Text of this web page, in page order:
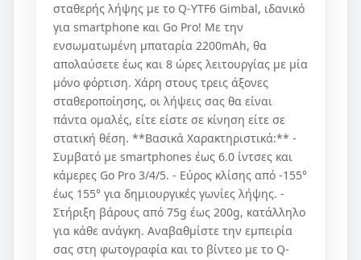
σταθερής λήψης με το Q-YTF6 Gimbal, ιδανικό
για smartphone και Go Pro! Με την
ενσωματωμένη μπαταρία 2200mAh, θα
απολαύσετε έως και 8 ώρες λειτουργίας με μία
μόνο φόρτιση. Χάρη στους τρεις άξονες
σταθεροποίησης, οι λήψεις σας θα είναι
πάντα ομαλές, είτε είστε σε κίνηση είτε σε
στατική θέση. **Βασικά Χαρακτηριστικά:** -
Συμβατό με smartphones έως 6.0 ίντσες και
κάμερες Go Pro 3/4/5. - Εύρος κλίσης από -155°
έως 155° για δημιουργικές γωνίες λήψης. -
Στήριξη βάρους από 75g έως 200g, κατάλληλο
για κάθε ανάγκη. Αναβαθμίστε την εμπειρία
σας στη φωτογραφία και το βίντεο με το Q-